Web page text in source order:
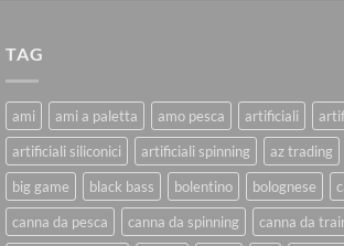
TAG
ami ami a paletta amo pesca artificiali
artificiali siliconici
artificiali spinning az trading
big game
black bass bolentino bolognese
canna da pesca
canna da spinning
canna da